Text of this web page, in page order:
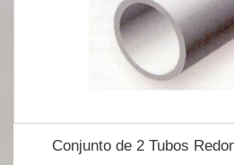
Conjunto de 2 Tubos